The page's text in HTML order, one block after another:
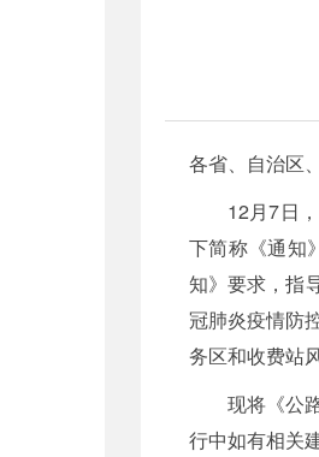
各省、自治区
12月7日
下简称《通知
知》要求，指
冠肺炎疫情防
务区和收费站
现将《公
行中如有相关